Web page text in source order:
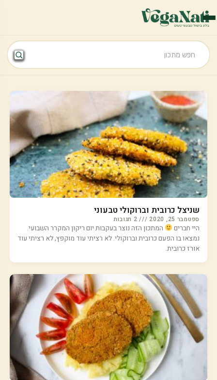
שניצל כרובית וברוקולי טבעוני
ספטמבר 25, 2020 2 תגובות
היי חברים
המתכון הזה נוצר בעקבות יום ריקון המקרר השבועי.
נמצאו בו הפעם כרובית וברוקולי. לא רציתי עוד מוקפץ, לא רציתי עוד
אורז כרובית.